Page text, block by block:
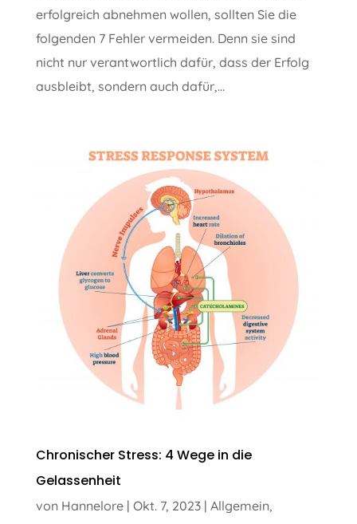
erfolgreich abnehmen wollen, sollten Sie die
folgenden 7 Fehler vermeiden. Denn sie sind
nicht nur verantwortlich dafür, dass der Erfolg
ausbleibt, sondern auch dafür,...
Chronischer Stress: 4 Wege in die
Gelassenheit
von Hannelore| Okt. 7, 2023| Allgemein,